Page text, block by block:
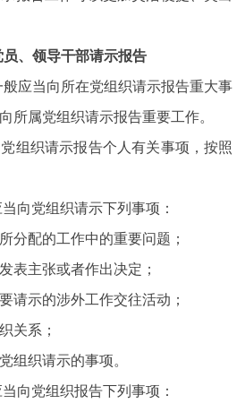
员、领导干部请示报告
应当向所在党组织请示报告重大事
所属党组织请示报告重要工作。
织请示报告个人有关事项，按照
向党组织请示下列事项：
配的工作中的重要问题；
主张或者作出决定；
示的涉外工作交往活动；
关系；
织请示的事项。
向党组织报告下列事项：